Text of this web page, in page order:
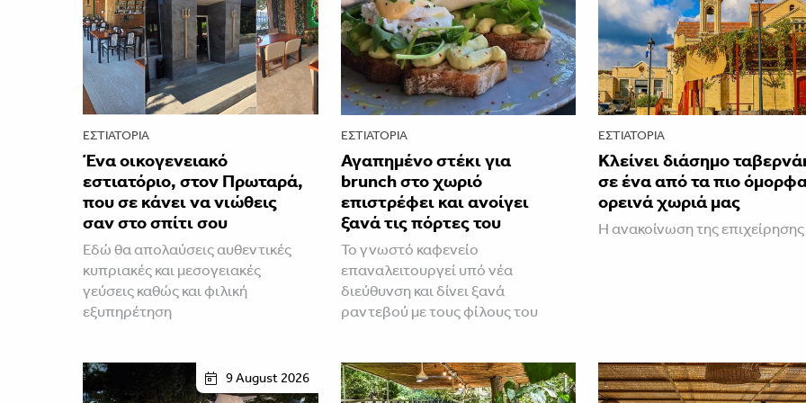
ΕΣΤΙΑΤΌΡΙΑ
Ένα οικογενειακό
εστιατόριο, στον Πρωταρά,
που σε κάνει να νιώθεις
σαν στο σπίτι σου
Εδώ θα απολαύσεις αυθεντικές
κυπριακές και μεσογειακές
γεύσεις καθώς και φιλική
εξυπηρέτηση
ΕΣΤΙΑΤΌΡΙΑ
Αγαπημένο στέκι για
brunch στο χωριό
επιστρέφει και ανοίγει
ξανά τις πόρτες του
Το γνωστό καφενείο
επαναλειτουργεί υπό νέα
διεύθυνση και δίνει ξανά
ραντεβού με τους φίλους του
ΕΣΤΙΑΤΌΡΙΑ
Κλείνει διάσημο
σε ένα από τα πιο
ορεινά χωριά μας
Η ανακοίνωση της επιχείρησης
9 August 2026